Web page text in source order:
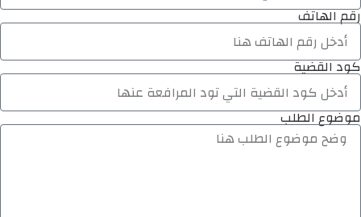
رقم الهاتف
كود القضية
موضوع الطلب